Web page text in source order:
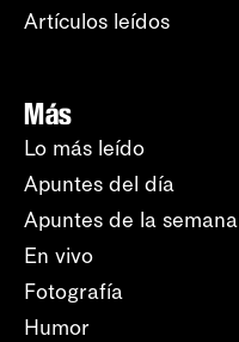
Artículos leídos
Más
Lo más leído
Apuntes del día
Apuntes de la semana
En vivo
Fotografía
Humor